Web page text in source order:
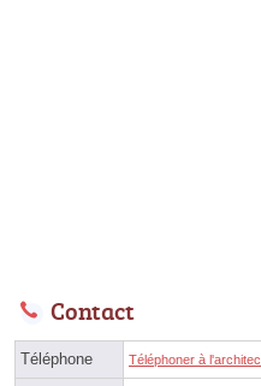
Contact
Téléphone Téléphoner à